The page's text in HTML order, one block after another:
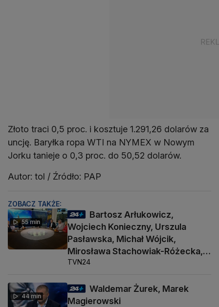
Złoto traci 0,5 proc. i kosztuje 1.291,26 dolarów za
uncję. Baryłka ropa WTI na NYMEX w Nowym
Jorku tanieje o 0,3 proc. do 50,52 dolarów.
Autor: tol / Źródło: PAP
ZOBACZ TAKŻE:
55 min
Bartosz Arłukowicz,
Wojciech Konieczny, Urszula
Pasławska, Michał Wójcik,
Mirosława Stachowiak-Różecka,
Barbara Socha
TVN24
44 min
Waldemar Żurek, Marek
Magierowski